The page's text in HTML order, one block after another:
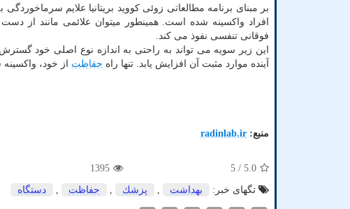
بر مبنای برنامه مطالعاتی زوئی کووید بریتانیا علایم
افراد واکسینه شده است. همینطور میتوان علائمی مانند از
فوقانی تنفسی نفوذ می کند.
این زیر سویه می تواند به راحتی به اندازه نوع اصلی خود
آینده موارد مثبت آن افزایش یابد. تنها راه حفاظت از خود،
منبع: radinlab.ir
5.0
/ 5
1395
تگهای خبر:
بهداشت پزشك حفاظت دستگاه